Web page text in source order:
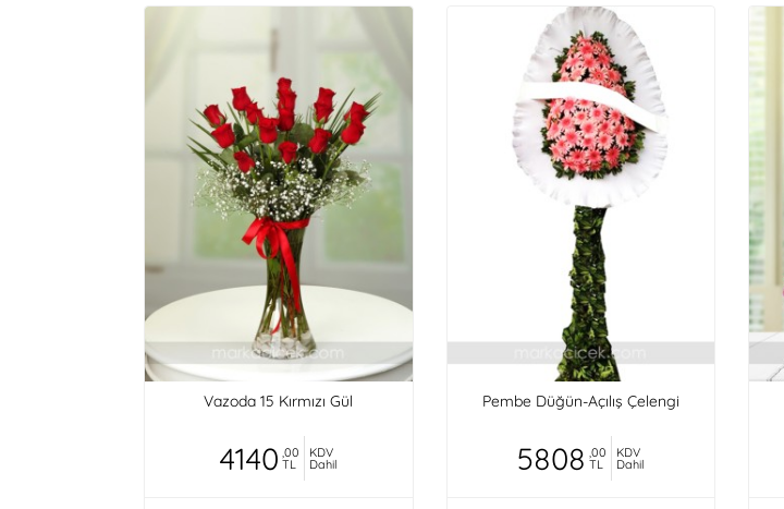
Vazoda 15 Kırmızı Gül
4140 ,00
TL
KDV
Dahil
Pembe Düğün-Açılış Çelengi
5808 ,00
TL
KDV
Dahil